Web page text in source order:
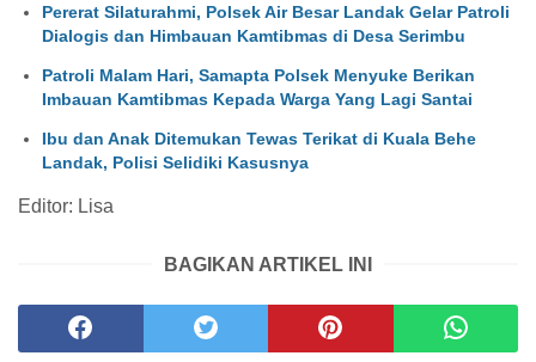
Pererat Silaturahmi, Polsek Air Besar Landak Gelar Patroli
Dialogis dan Himbauan Kamtibmas di Desa Serimbu
Patroli Malam Hari, Samapta Polsek Menyuke Berikan
Imbauan Kamtibmas Kepada Warga Yang Lagi Santai
Ibu dan Anak Ditemukan Tewas Terikat di Kuala Behe
Landak, Polisi Selidiki Kasusnya
Editor: Lisa
BAGIKAN ARTIKEL INI